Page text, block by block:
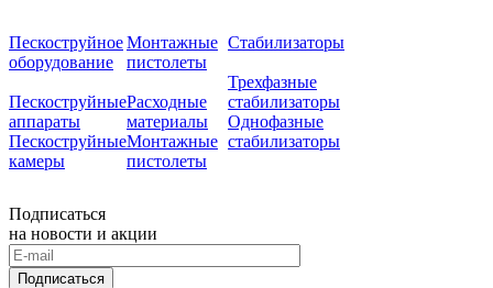
Пескоструйное
оборудование
Пескоструйные
аппараты
Пескоструйные
камеры
Монтажные
пистолеты
Расходные
материалы
Монтажные
пистолеты
Стабилизаторы
Трехфазные
стабилизаторы
Однофазные
стабилизаторы
Подписаться
на новости и акции
Подписаться